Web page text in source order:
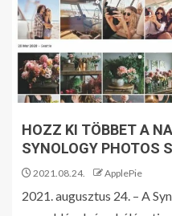
1
A
A
2
A
HOZZ KI TÖBBET A
SYNOLOGY PHOTOS
2021.08.24. ApplePie
2021. augusztus 24. – A